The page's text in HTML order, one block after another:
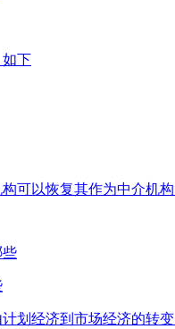
下
可以恢复其作为中介机
划经济到市场经济的转